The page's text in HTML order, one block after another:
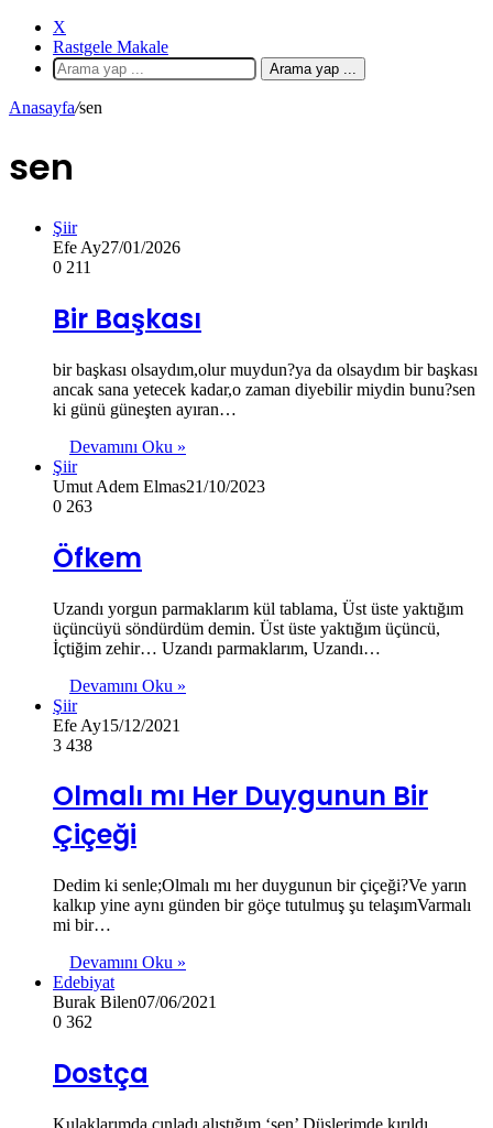
X
Rastgele Makale
Arama yap ...
Anasayfa/sen
sen
Şiir
Efe Ay27/01/2026
0 211
Bir Başkası
bir başkası olsaydım,olur muydun?ya da olsaydım bir başkası
ancak sana yetecek kadar,o zaman diyebilir miydin bunu?sen
ki günü güneşten ayıran…
Devamını Oku »
Şiir
Umut Adem Elmas21/10/2023
0 263
Öfkem
Uzandı yorgun parmaklarım kül tablama, Üst üste yaktığım
üçüncüyü söndürdüm demin. Üst üste yaktığım üçüncü,
İçtiğim zehir… Uzandı parmaklarım, Uzandı…
Devamını Oku »
Şiir
Efe Ay15/12/2021
3 438
Olmalı mı Her Duygunun Bir
Çiçeği
Dedim ki senle;Olmalı mı her duygunun bir çiçeği?Ve yarın
kalkıp yine aynı günden bir göçe tutulmuş şu telaşımVarmalı
mi bir…
Devamını Oku »
Edebiyat
Burak Bilen07/06/2021
0 362
Dostça